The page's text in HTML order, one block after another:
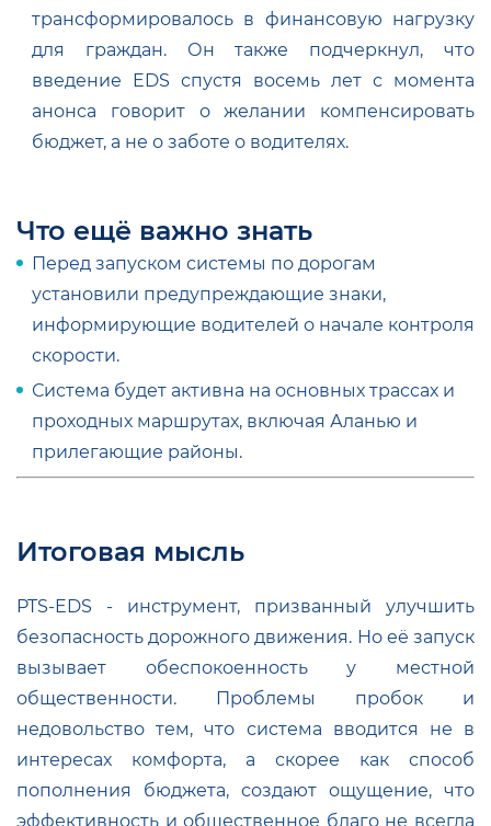
трансформировалось в финансовую нагрузку
для граждан. Он также подчеркнул, что
введение EDS спустя восемь лет с момента
анонса говорит о желании компенсировать
бюджет, а не о заботе о водителях.
Что ещё важно знать
Перед запуском системы по дорогам
установили предупреждающие знаки,
информирующие водителей о начале контроля
скорости.
Система будет активна на основных трассах и
проходных маршрутах, включая Аланью и
прилегающие районы.
Итоговая мысль
PTS-EDS - инструмент, призванный улучшить
безопасность дорожного движения. Но её запуск
вызывает обеспокоенность у местной
общественности. Проблемы пробок и
недовольство тем, что система вводится не в
интересах комфорта, а скорее как способ
пополнения бюджета, создают ощущение, что
эффективность и общественное благо не всегда